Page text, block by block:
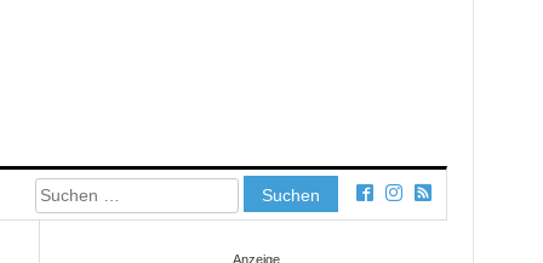
Suchen
nach:
Anzeige